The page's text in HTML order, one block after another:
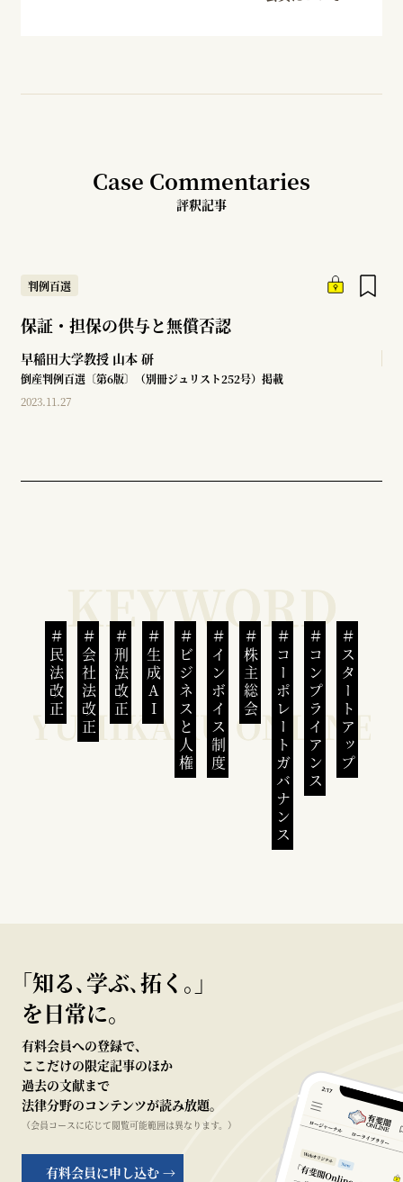
Case Commentaries
評釈記事
判例百選
保証・担保の供与と無償否認
早稲田大学教授 山本 研
倒産判例百選〔第6版〕（別冊ジュリスト252号）掲載
2023.11.27
民法改正 会社法改正 刑法改正 生成AI ビジネスと人権インボイス制度 株主総会 コーポレートガバナンスコンプライアンススタートアップ
｢知る､学ぶ､拓く｡｣
を日常に。
有料会員への登録で、
ここだけの限定記事のほか
過去の文献まで
法律分野のコンテンツが読み放題。
（会員コースに応じて閲覧可能範囲は異なります。）
有料会員に申し込む →